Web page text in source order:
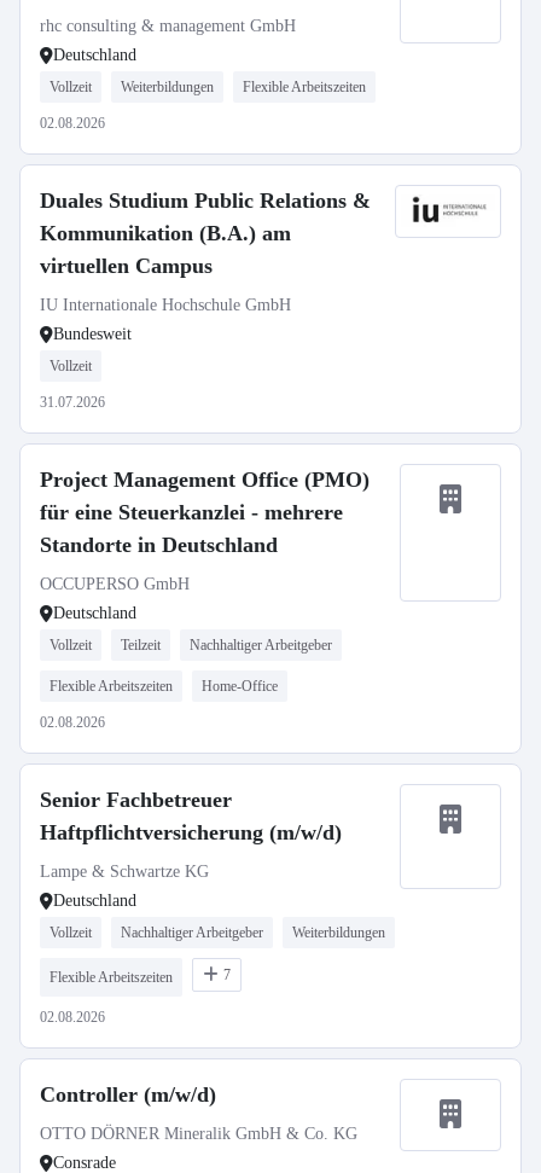
rhc consulting & management GmbH
Deutschland
Vollzeit Weiterbildungen Flexible Arbeitszeiten
02.08.2026
Duales Studium Public Relations &
Kommunikation (B.A.) am
virtuellen Campus
IU Internationale Hochschule GmbH
Bundesweit
Vollzeit
31.07.2026
Project Management Office (PMO)
für eine Steuerkanzlei - mehrere
Standorte in Deutschland
OCCUPERSO GmbH
Deutschland
Vollzeit Teilzeit Nachhaltiger Arbeitgeber
Flexible Arbeitszeiten Home-Office
02.08.2026
Senior Fachbetreuer
Haftpflichtversicherung (m/w/d)
Lampe & Schwartze KG
Deutschland
Vollzeit Nachhaltiger Arbeitgeber Weiterbildungen
Flexible Arbeitszeiten 7
02.08.2026
Controller (m/w/d)
OTTO DÖRNER Mineralik GmbH & Co. KG
Consrade